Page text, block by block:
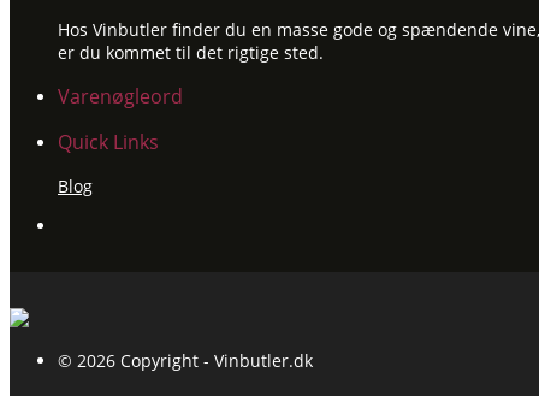
Hos Vinbutler finder du en masse gode og spændende
er du kommet til det rigtige sted.
Varenøgleord
Quick Links
Blog
© 2026 Copyright - Vinbutler.dk